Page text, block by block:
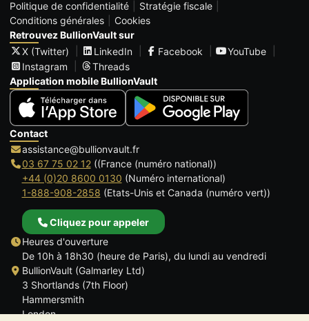
Politique de confidentialité
Stratégie fiscale
Conditions générales
Cookies
Retrouvez BullionVault sur
X (Twitter)
LinkedIn Facebook
YouTube
Instagram
Threads
Application mobile BullionVault
Contact
assistance@bullionvault.fr
03 67 75 02 12((France (numéro national))
+44 (0)20 8600 0130 (Numéro international)
1-888-908-2858 (Etats-Unis et Canada (numéro vert))
Cliquez pour appeler
Heures d'ouverture
De 10h à 18h30 (heure de Paris), du lundi au vendredi
BullionVault (Galmarley Ltd)
3 Shortlands (7th Floor)
Hammersmith
London